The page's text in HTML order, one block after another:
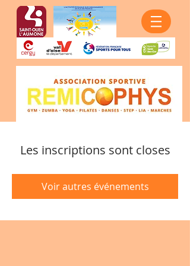
Les inscriptions sont closes
Voir autres événements